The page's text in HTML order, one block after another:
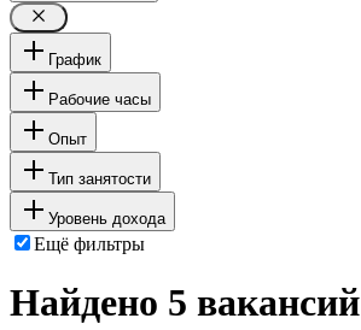
График
Рабочие часы
Опыт
Тип занятости
Уровень дохода
Ещё фильтры
Найдено 5 вакансий